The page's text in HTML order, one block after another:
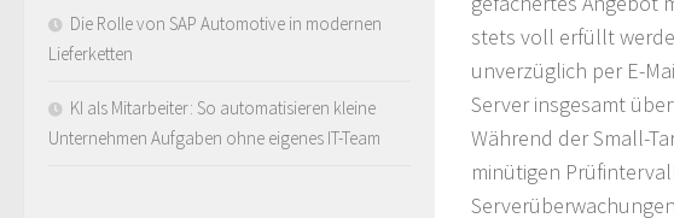
stets voll erfüllt
unverzüglich per E-
Server insgesamt
Während der Small-
minütigen
Die Rolle von SAP Automotive in modernen
Lieferketten
KI als Mitarbeiter: So automatisieren kleine
Unternehmen Aufgaben ohne eigenes IT-Team